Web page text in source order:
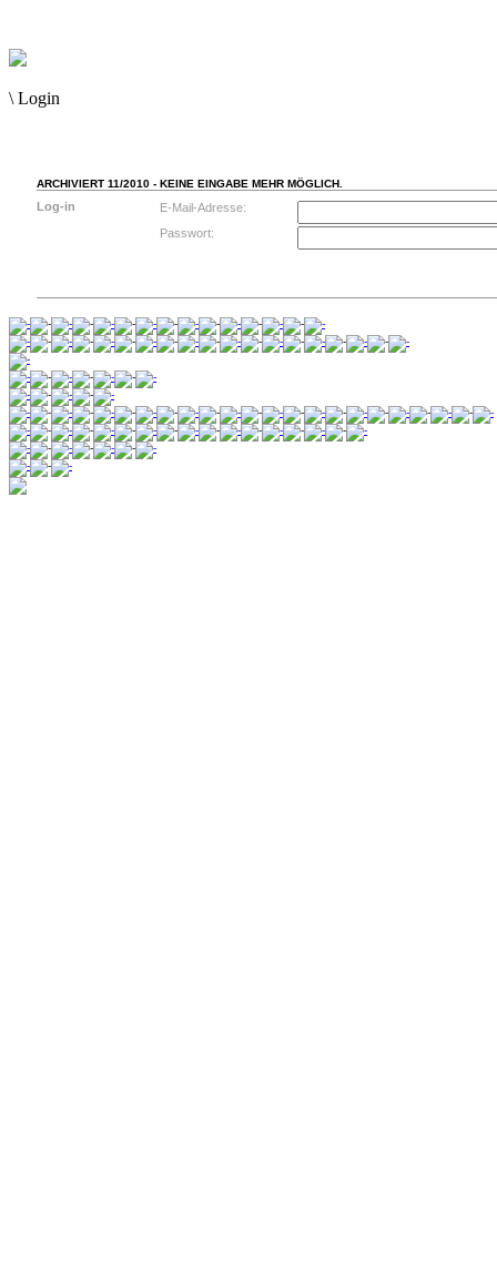
\ Login
ARCHIVIERT 11/2010 - KEINE EINGABE MEHR MÖGLICH.
Log-in
E-Mail-Adresse:
Passwort: